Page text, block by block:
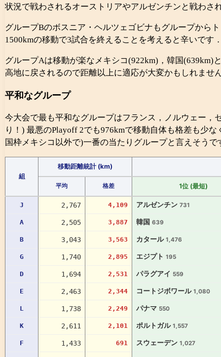
状況で戦わされるオーストリアやアルゼンチンと戦わさ
グループBのボスニア・ヘルツェゴビナもグループか
1500kmの移動で3試合を終えることを考えると辛いです
グループAは移動が楽なメキシコ(922km)，韓国(639km)
高地に戻されるので距離以上に適応が大変かもしれませ
平和なグループ
今大会で最も平和なグループはフランス，ノルウェー，
り！) 最悪のPlayoff 2でも976kmで移動自体も格差も少
国枠メキシコ以外で)一番の当たりグループと言えそうで
組
移動距離統計 (km)
平均 格差 1位 (最短)
J 2,767 4,109 アルゼンチン 731
A 2,505 3,887 韓国 639
B 3,043 3,563 カタール 1,476
G 1,740 2,895 エジプト 195
D 1,694 2,531 パラグアイ 559
E 2,463 2,344 コートジボワール 1,080
L 1,738 2,249 パナマ 550
K 2,611 2,101 ポルトガル 1,557
F 1,433 691 スウェーデン 1,027